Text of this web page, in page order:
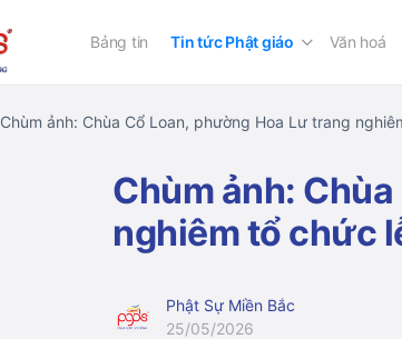
Bảng tin Tin tức Phật giáo Văn hoá
Chùm ảnh: Chùa Cổ Loan, phường Hoa Lư trang
Chùm ảnh:
nghiêm tổ chức
Phật Sự Miền Bắc
25/05/2026